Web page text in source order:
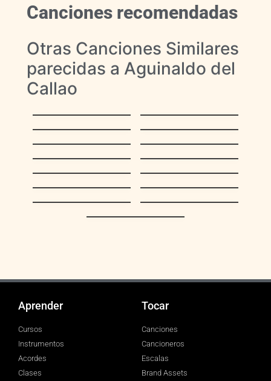
Canciones recomendadas
Otras Canciones Similares
parecidas a Aguinaldo del
Callao
Tucusito
doce
Cantemos
La Barca de Oro
Casta Paloma
Burrito Sabanero
El Niño del Ávila
Falconiano
ofrecí
pesebre
Qué gran tradición
Nicolás?
Carupanero
Espléndida noche
Esta bella noche
Aprender
Cursos
Instrumentos
Acordes
Clases
Tocar
Canciones
Cancioneros
Escalas
Brand Assets